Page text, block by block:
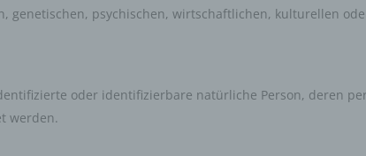
genetischen, psychischen, wirtschaftlichen, kulturellen
oder identifizierbare natürliche Person, deren
werden.